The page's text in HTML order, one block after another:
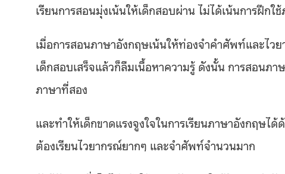
เรียนการสอนมุ่งเน้นให้เด็กสอบผ่าน ไม่ได้เน้นการฝึกใ
เมื่อการสอนภาษาอังกฤษเน้นให้ท่องจำคำศัพท์และไว
เด็กสอบเสร็จแล้วก็ลืมเนื้อหาความรู้ ดังนั้น การสอนภ
ภาษาที่สอง
และทำให้เด็กขาดแรงจูงใจในการเรียนภาษาอังกฤษได้
ต้องเรียนไวยากรณ์ยากๆ และจำศัพท์จำนวนมาก